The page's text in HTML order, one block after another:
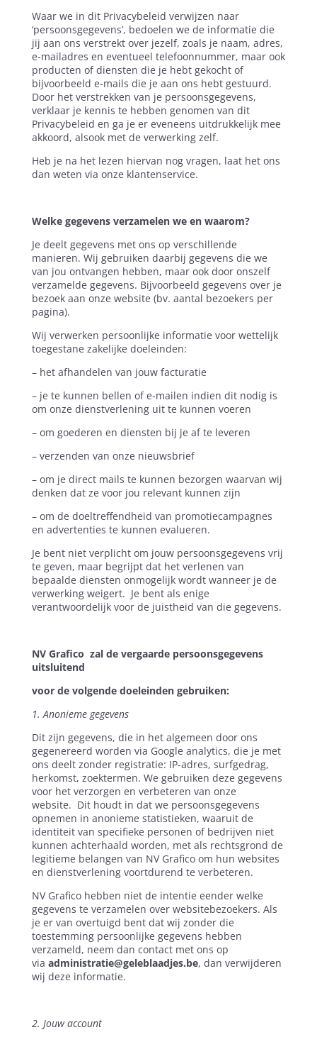
Waar we in dit Privacybeleid verwijzen naar
‘persoonsgegevens’, bedoelen we de informatie die
jij aan ons verstrekt over jezelf, zoals je naam, adres,
e-mailadres en eventueel telefoonnummer, maar ook
producten of diensten die je hebt gekocht of
bijvoorbeeld e-mails die je aan ons hebt gestuurd.
Door het verstrekken van je persoonsgegevens,
verklaar je kennis te hebben genomen van dit
Privacybeleid en ga je er eveneens uitdrukkelijk mee
akkoord, alsook met de verwerking zelf.
Heb je na het lezen hiervan nog vragen, laat het ons
dan weten via onze klantenservice.
Welke gegevens verzamelen we en waarom?
Je deelt gegevens met ons op verschillende
manieren. Wij gebruiken daarbij gegevens die we
van jou ontvangen hebben, maar ook door onszelf
verzamelde gegevens. Bijvoorbeeld gegevens over je
bezoek aan onze website (bv. aantal bezoekers per
pagina).
Wij verwerken persoonlijke informatie voor wettelijk
toegestane zakelijke doeleinden:
– het afhandelen van jouw facturatie
– je te kunnen bellen of e-mailen indien dit nodig is
om onze dienstverlening uit te kunnen voeren
– om goederen en diensten bij je af te leveren
– verzenden van onze nieuwsbrief
– om je direct mails te kunnen bezorgen waarvan wij
denken dat ze voor jou relevant kunnen zijn
– om de doeltreffendheid van promotiecampagnes
en advertenties te kunnen evalueren.
Je bent niet verplicht om jouw persoonsgegevens vrij
te geven, maar begrijpt dat het verlenen van
bepaalde diensten onmogelijk wordt wanneer je de
verwerking weigert. Je bent als enige
verantwoordelijk voor de juistheid van die gegevens.
NV Grafico zal de vergaarde persoonsgegevens
uitsluitend
voor de volgende doeleinden gebruiken:
1. Anonieme gegevens
Dit zijn gegevens, die in het algemeen door ons
gegenereerd worden via Google analytics, die je met
ons deelt zonder registratie: IP-adres, surfgedrag,
herkomst, zoektermen. We gebruiken deze gegevens
voor het verzorgen en verbeteren van onze
website. Dit houdt in dat we persoonsgegevens
opnemen in anonieme statistieken, waaruit de
identiteit van specifieke personen of bedrijven niet
kunnen achterhaald worden, met als rechtsgrond de
legitieme belangen van NV Grafico om hun websites
en dienstverlening voortdurend te verbeteren.
NV Grafico hebben niet de intentie eender welke
gegevens te verzamelen over websitebezoekers. Als
je er van overtuigd bent dat wij zonder die
toestemming persoonlijke gegevens hebben
verzameld, neem dan contact met ons op
via administratie@geleblaadjes.be, dan verwijderen
wij deze informatie.
2. Jouw account